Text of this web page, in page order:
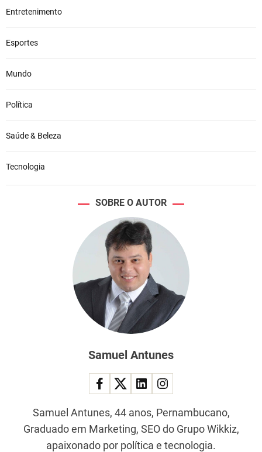
Entretenimento
Esportes
Mundo
Política
Saúde & Beleza
Tecnologia
SOBRE O AUTOR
Samuel Antunes
Samuel Antunes, 44 anos, Pernambucano,
Graduado em Marketing, SEO do Grupo Wikkiz,
apaixonado por política e tecnologia.